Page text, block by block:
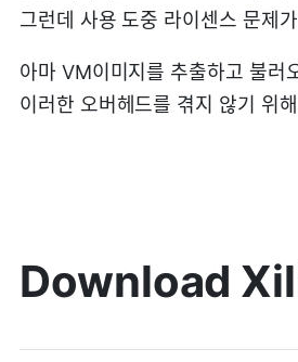
그런데 사용 도중 라이센스 문제
아마 VM이미지를 추출하고 불러
이러한 오버헤드를 겪지 않기 위
Download